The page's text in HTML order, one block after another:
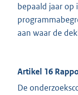
bepaald jaar
aan waar de
Artikel 16
De